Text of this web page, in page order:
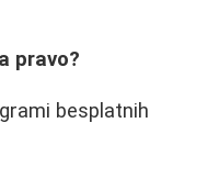
pravo?
besplatnih